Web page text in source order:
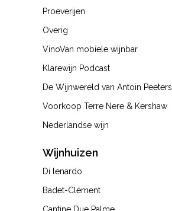
Proeverijen
Overig
VinoVan mobiele wijnbar
Klarewijn Podcast
De Wijnwereld van Antoin Peeters
Voorkoop Terre Nere & Kershaw
Nederlandse wijn
Wijnhuizen
Di lenardo
Badet-Clément